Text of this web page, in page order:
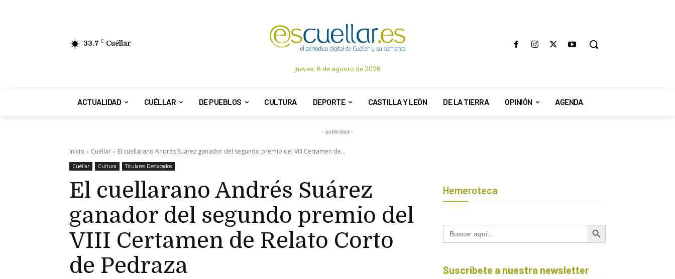
33.7 C Cuéllar
jueves, 6 de agosto de 2026
ACTUALIDAD CUÉLLAR DE PUEBLOS CULTURA DEPORTE CASTILLA Y LEÓN DE LA TIERRA OPINIÓN AGENDA
- publicidad -
Inicio Cuéllar El cuellarano Andrés Suárez ganador del segundo premio del VIII Certamen de...
Cuéllar Cultura Titulares Destacados
El cuellarano Andrés Suárez
ganador del segundo premio del
VIII Certamen de Relato Corto
de Pedraza
Hemeroteca
Buscar: Botón de búsqueda
Suscríbete a nuestra newsletter